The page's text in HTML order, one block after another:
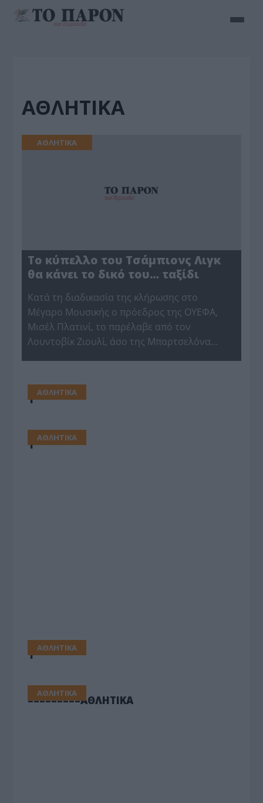
ΑΘΛΗΤΙΚΑ
ΑΘΛΗΤΙΚΑ
Το κύπελλο του Τσάμπιονς Λιγκ
θα κάνει το δικό του… ταξίδι
Κατά τη διαδικασία της κλήρωσης στο
Μέγαρο Μουσικής ο πρόεδρος της ΟΥΕΦΑ,
Μισέλ Πλατινί, το παρέλαβε από τον
Λουντοβίκ Ζιουλί, άσο της Μπαρτσελόνα…
ΑΘΛΗΤΙΚΑ
1
ΑΘΛΗΤΙΚΑ
1
ΑΘΛΗΤΙΚΑ
1
ΑΘΛΗΤΙΚΑ
=========ΑΘΛΗΤΙΚΑ